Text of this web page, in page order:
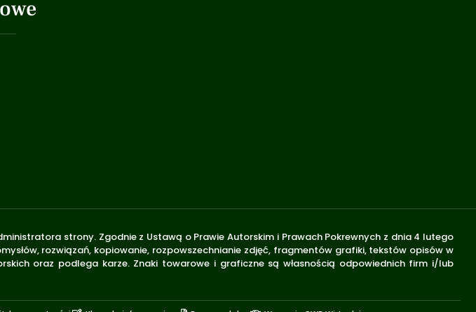
strony. Zgodnie z Ustawą o Prawie Autorskim i Prawach Pokrewnych z dnia 4 lutego
rozwiązań, kopiowanie, rozpowszechnianie zdjęć, fragmentów grafiki, tekstów opisów w
oraz podlega karze. Znaki towarowe i graficzne są własnością odpowiednich firm i/lub